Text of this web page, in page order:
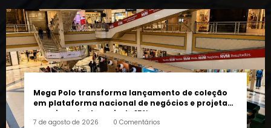
Mega Polo transforma lançamento de coleção
crescimento de mais de 15%
7 de agosto de 2026 0 Comentários